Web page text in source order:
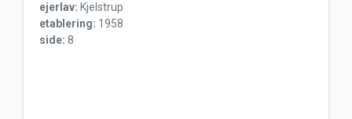
ejerlav: Kjelstrup
etablering: 1958
side: 8